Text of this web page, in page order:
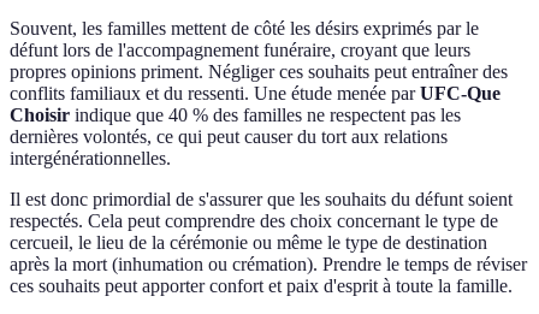
Souvent, les familles mettent de côté les désirs exprimés par le
défunt lors de l'accompagnement funéraire, croyant que leurs
propres opinions priment. Négliger ces souhaits peut entraîner des
conflits familiaux et du ressenti. Une étude menée parUFC-Que
Choisir indique que 40 % des familles ne respectent pas les
dernières volontés, ce qui peut causer du tort aux relations
intergénérationnelles.
Il est donc primordial de s'assurer que les souhaits du défunt soient
respectés. Cela peut comprendre des choix concernant le type de
cercueil, le lieu de la cérémonie ou même le type de destination
après la mort (inhumation ou crémation). Prendre le temps de réviser
ces souhaits peut apporter confort et paix d'esprit à toute la famille.